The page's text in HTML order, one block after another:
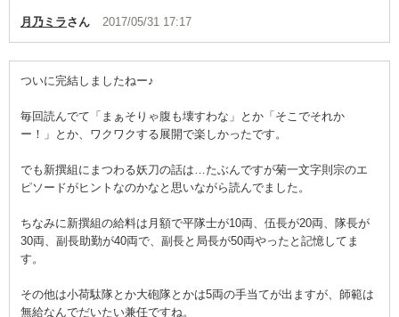
月乃ミラさん 2017/05/31 17:17
ついに完結しましたねー♪
毎回読んでて「まぁそりゃ腹も壊すわな」とか「そこでそれか
ー！」とか、ワクワクする展開で楽しかったです。
でも新撰組にまつわる妖刀の話は…たぶんですが菊一文字則宗のエ
ピソードがヒントなのかなと思いながら読んでました。
ちなみに新撰組の給料は月額で平隊士が10両、伍長が20両、隊長が
30両、副長助勤が40両で、副長と局長が50両やったと記憶してま
す。
その他は小荷駄隊とか大砲隊とかは5両の手当てが出ますが、師範は
無給なんでだいたい兼任ですね。